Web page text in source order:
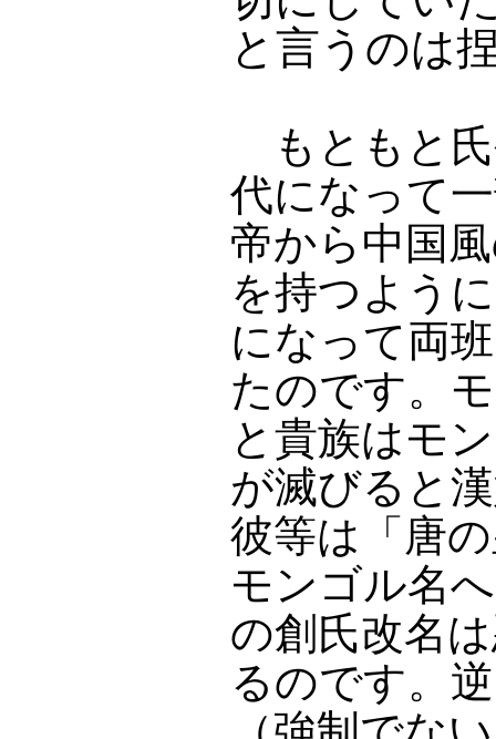
と言うのは
もともと氏
代になって
帝から中国
を持つよう
になって両
たのです。
と貴族はモ
が滅びると
彼等は「唐
モンゴル名
の創氏改名
るのです。